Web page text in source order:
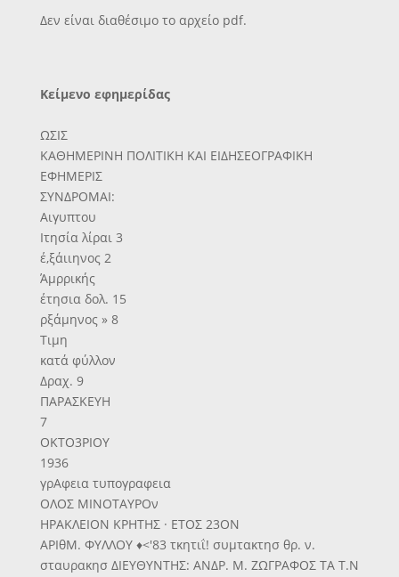
Δεν είναι διαθέσιμο το αρχείο pdf.
Κείμενο εφημερίδας
ΩΣΙΣ
ΚΑΘΗΜΕΡΙΝΗ ΠΟΛΙΤΙΚΗ ΚΑΙ ΕΙΔΗΣΕΟΓΡΑΦΙΚΗ
ΕΦΗΜΕΡΙΣ
ΣΥΝΔΡΟΜΑΙ:
Αιγυπτου
Ιτησία λίραι 3
έ,ξάιιηνος 2
Άμρρικής
έτησια δολ. 15
ρξάμηνος » 8
Τιμη
κατά φύλλον
Δραχ. 9
ΠΑΡΑΣΚΕΥΗ
7
ΟΚΤΟ3ΡΙΟΥ
1936
γρΑφεια τυπογραφεια
ΟΛΟΣ ΜΙΝΟΤΑΥΡΟν
ΗΡΑΚΛΕΙΟΝ ΚΡΗΤΗΣ · ΕΤΟΣ 23ΟΝ
ΑΡΙθΜ. ΦΥΛΛΟΥ ♦<'83 τκητιΐ! συμτακτησ θρ. ν.
σταυρακησ ΔΙΕΥΘΥΝΤΗΣ: ΑΝΔΡ. Μ. ΖΩΓΡΑΦΟΣ ΤΑ Τ.Ν